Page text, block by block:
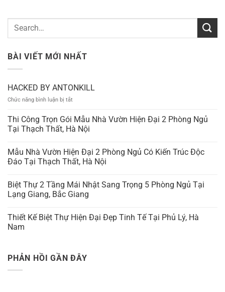
BÀI VIẾT MỚI NHẤT
HACKED BY ANTONKILL
Chức năng bình luận bị tắt
BY
ANTONKILL
Thi Công Trọn Gói Mẫu Nhà Vườn Hiện Đại 2 Phòng Ngủ
Tại Thạch Thất, Hà Nội
Mẫu Nhà Vườn Hiện Đại 2 Phòng Ngủ Có Kiến Trúc Độc
Đáo Tại Thạch Thất, Hà Nội
Biệt Thự 2 Tầng Mái Nhật Sang Trọng 5 Phòng Ngủ Tại
Lạng Giang, Bắc Giang
Thiết Kế Biệt Thự Hiện Đại Đẹp Tinh Tế Tại Phủ Lý, Hà
Nam
PHẢN HỒI GẦN ĐÂY